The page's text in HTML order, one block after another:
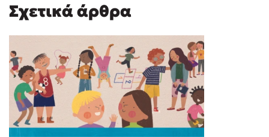
Σχετικά άρθρα